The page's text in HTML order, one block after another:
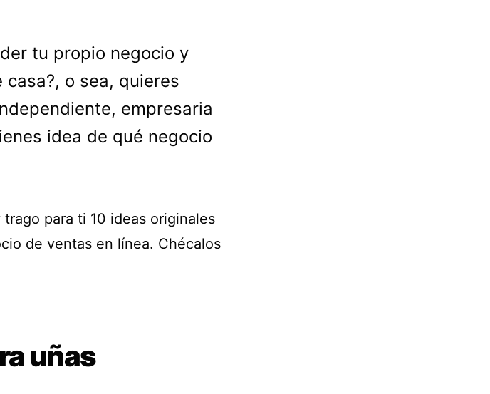
tu propio negocio y
o sea, quieres
empresaria
idea de qué negocio
para ti 10 ideas originales
de ventas en línea. Chécalos
uñas